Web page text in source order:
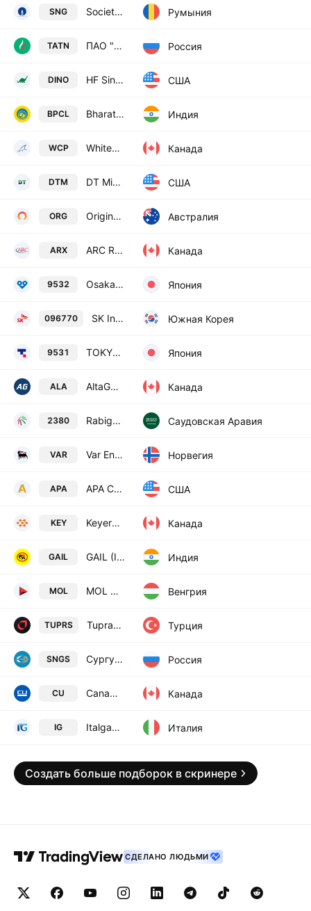
SNG Societatea Nationala de Gaze Naturale Romgaz S.A. Румыния
TATN ПАО "Татнефть" - обыкн. Россия
DINO HF Sinclair Corporation США
BPCL Bharat Petroleum Corporation Limited Индия
WCP Whitecap Resources Inc. Канада
DTM DT Midstream, Inc. США
ORG Origin Energy Limited Австралия
ARX ARC Resources Ltd. Канада
9532 Osaka Gas Co., Ltd. Япония
096770 SK Innovation Co., Ltd Южная Корея
9531 TOKYO GAS Co., Ltd. Япония
ALA AltaGas Ltd. Канада
2380 Rabigh Refining & Petrochemical Co. Class A Саудовская Аравия
VAR Var Energi ASA Норвегия
APA APA Corporation США
KEY Keyera Corp. Канада
GAIL GAIL (India) Limited Индия
MOL MOL Hungarian Oil & Gas Plc Class A Венгрия
TUPRS Tupras Turkiye Petrol Rafinerileri A.S. Турция
SNGS Сургутнефтегаз ПАО акции об. Россия
CU Canadian Utilities Limited Class A Канада
IG Italgas SpA Италия
Создать больше подборок в скринере
СДЕЛАНО ЛЮДЬМИ